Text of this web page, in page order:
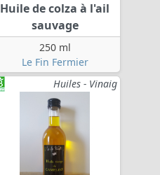
Huile de colza à l'ail
sauvage
250 ml
Le Fin Fermier
Huiles - Vinaig